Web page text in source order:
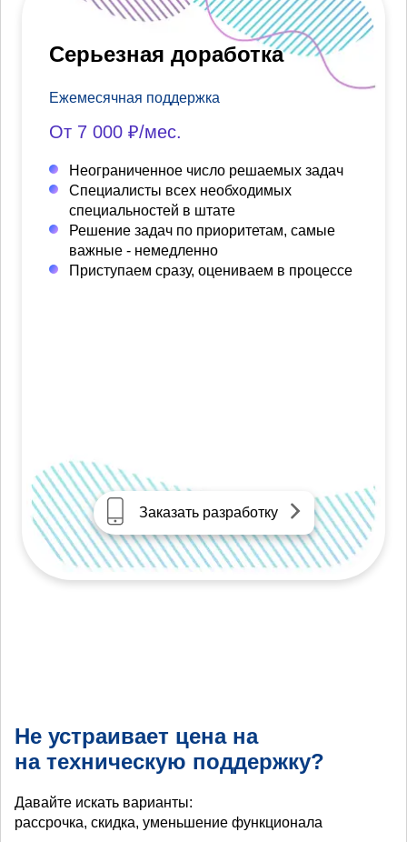
Серьезная доработка
Ежемесячная поддержка
От 7 000 ₽/мес.
Неограниченное число решаемых задач
Специалисты всех необходимых
специальностей в штате
Решение задач по приоритетам, самые
важные - немедленно
Приступаем сразу, оцениваем в процессе
Заказать разработку
Не устраивает цена на
на техническую поддержку?
Давайте искать варианты:
рассрочка, скидка, уменьшение функционала